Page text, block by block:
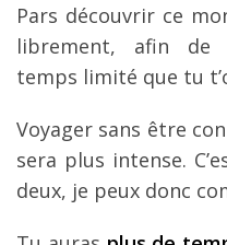
Pars découvrir ce
librement, afin de
temps limité que tu
Voyager sans être
sera plus intense.
deux, je peux donc